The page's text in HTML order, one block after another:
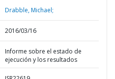
Drabble, Michael;
2016/03/16
Informe sobre el estado de
ejecución y los resultados